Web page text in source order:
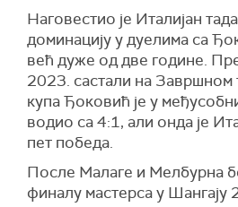
Наговестио је Италијан
доминацију у дуелима са
већ дуже од две године.
2023. састали на Завршном
купа Ђоковић је у
водио са 4:1, али онда је
пет победа.
После Малаге и Мелбурна
финалу мастерса у Шангају